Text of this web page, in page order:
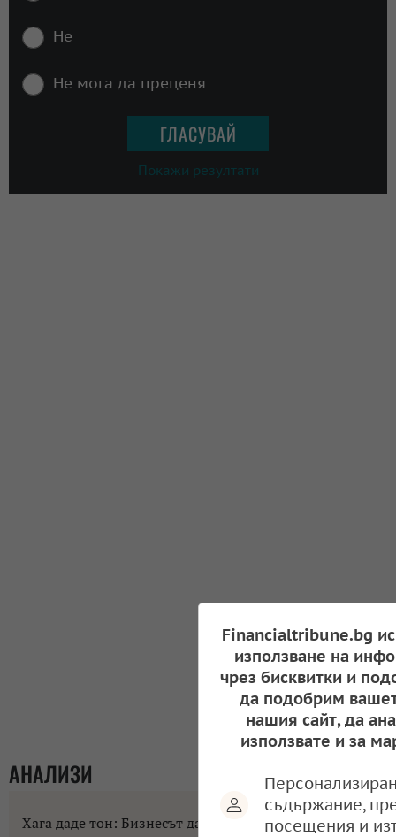
Не
Не мога да преценя
Покажи резултати
АНАЛИЗИ
Хага даде тон: Бизнесът да не разчита на помощи
Financialtribune.bg
използване на
чрез бисквитки и
да подобрим
нашия сайт, да
използвате и за
съдържание,
посещения и